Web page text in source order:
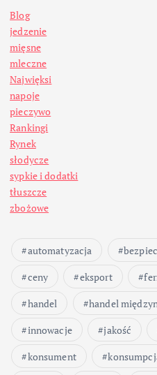
Blog
jedzenie
mięsne
mleczne
Najwięksi
napoje
pieczywo
Rankingi
Rynek
słodycze
sypkie i dodatki
tłuszcze
zbożowe
automatyzacja
ceny
eksport
handel
handel
innowacje
jakość
konsument